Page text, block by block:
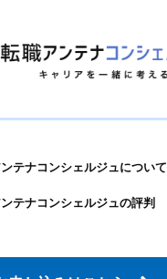
テナコンシェルジュについて
テナコンシェルジュの評判